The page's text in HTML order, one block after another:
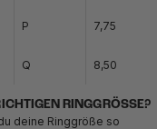
P 7,75
Q 8,50
RINGGRÖSSE?
deine Ringgröße so